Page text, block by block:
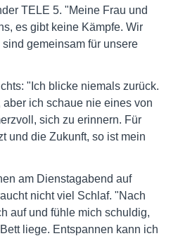
TELE 5. "Meine Frau und
es gibt keine Kämpfe. Wir
gemeinsam für unsere
"Ich blicke niemals zurück.
aber ich schaue nie eines von
sich zu erinnern. Für
und die Zukunft, so ist mein
am Dienstagabend auf
nicht viel Schlaf. "Nach
auf und fühle mich schuldig,
liege. Entspannen kann ich